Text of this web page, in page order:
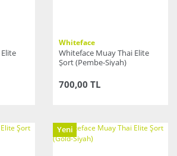
Whiteface
Whiteface Muay Thai Elite
Şort (Pembe-Siyah)
700,00 TL
Yeni